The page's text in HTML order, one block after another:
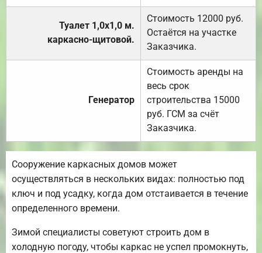
Туалет 1,0х1,0 м.
каркасно-щитовой.
Стоимость 12000 руб.
Остаётся на участке
Заказчика.
Генератор
Стоимость аренды на
весь срок
строительства 15000
руб. ГСМ за счёт
Заказчика.
Сооружение каркасных домов может
осуществляться в нескольких видах: полностью под
ключ и под усадку, когда дом отстаивается в течение
определенного времени.
Зимой специалисты советуют строить дом в
холодную погоду, чтобы каркас не успел промокнуть,